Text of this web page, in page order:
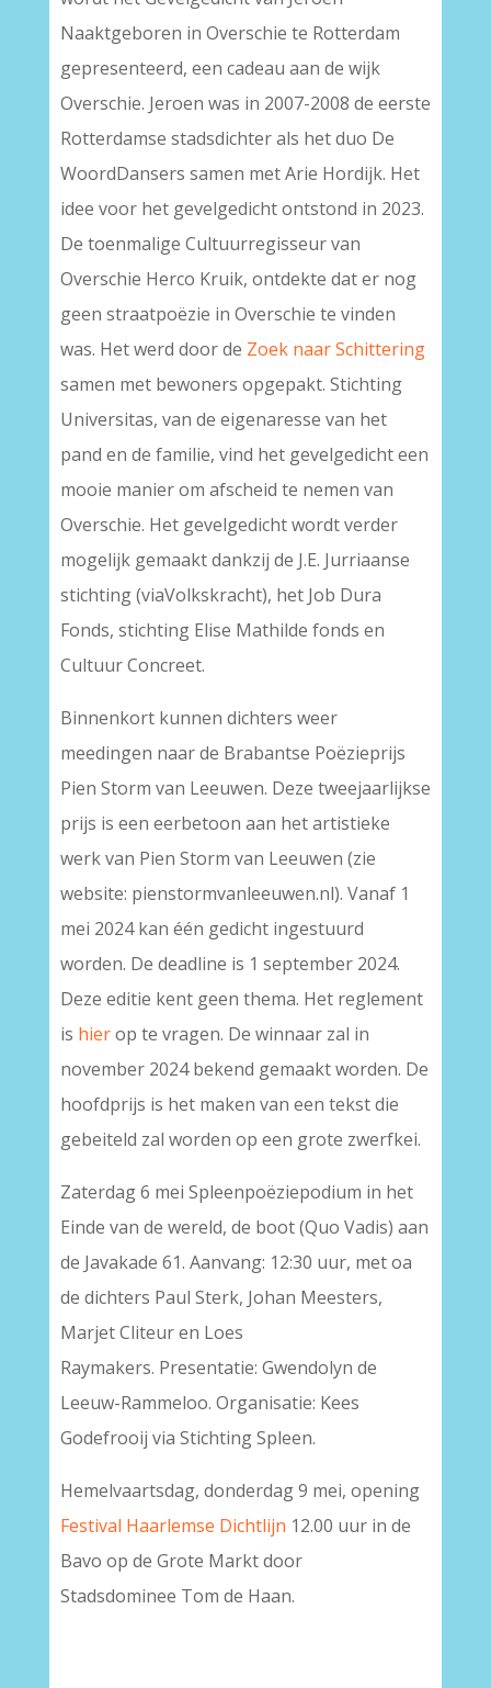
Naaktgeboren in Overschie te Rotterdam
gepresenteerd, een cadeau aan de wijk
Overschie. Jeroen was in 2007-2008 de eerste
Rotterdamse stadsdichter als het duo De
WoordDansers samen met Arie Hordijk. Het
idee voor het gevelgedicht ontstond in 2023.
De toenmalige Cultuurregisseur van
Overschie Herco Kruik, ontdekte dat er nog
geen straatpoëzie in Overschie te vinden
was. Het werd door de Zoek naar Schittering
samen met bewoners opgepakt. Stichting
Universitas, van de eigenaresse van het
pand en de familie, vind het gevelgedicht een
mooie manier om afscheid te nemen van
Overschie. Het gevelgedicht wordt verder
mogelijk gemaakt dankzij de J.E. Jurriaanse
stichting (viaVolkskracht), het Job Dura
Fonds, stichting Elise Mathilde fonds en
Cultuur Concreet.
Binnenkort kunnen dichters weer
meedingen naar de Brabantse Poëzieprijs
Pien Storm van Leeuwen. Deze tweejaarlijkse
prijs is een eerbetoon aan het artistieke
werk van Pien Storm van Leeuwen (zie
website: pienstormvanleeuwen.nl). Vanaf 1
mei 2024 kan één gedicht ingestuurd
worden. De deadline is 1 september 2024.
Deze editie kent geen thema. Het reglement
is hierop te vragen. De winnaar zal in
november 2024 bekend gemaakt worden. De
hoofdprijs is het maken van een tekst die
gebeiteld zal worden op een grote zwerfkei.
Zaterdag 6 mei Spleenpoëziepodium in het
Einde van de wereld, de boot (Quo Vadis) aan
de Javakade 61. Aanvang: 12:30 uur, met oa
de dichters Paul Sterk, Johan Meesters,
Marjet Cliteur en Loes
Raymakers. Presentatie: Gwendolyn de
Leeuw-Rammeloo. Organisatie: Kees
Godefrooij via Stichting Spleen.
Hemelvaartsdag, donderdag 9 mei, opening
Festival Haarlemse Dichtlijn 12.00 uur in de
Bavo op de Grote Markt door
Stadsdominee Tom de Haan.